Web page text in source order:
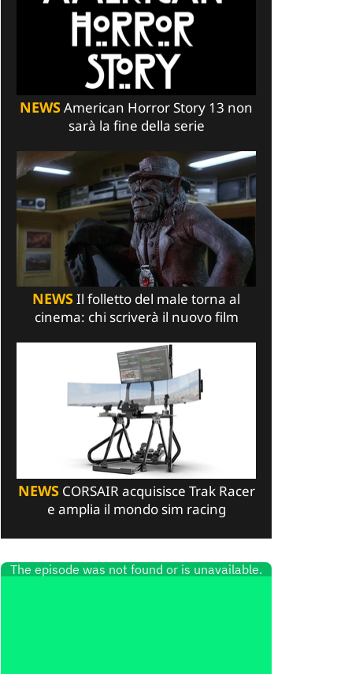
NEWSAmerican Horror Story 13 non
sarà la fine della serie
NEWSIl folletto del male torna al
cinema: chi scriverà il nuovo film
NEWSCORSAIR acquisisce Trak Racer
e amplia il mondo sim racing